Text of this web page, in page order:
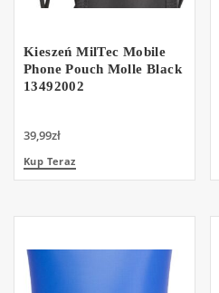
Kieszeń MilTec Mobile
Phone Pouch Molle Black
13492002
39,99zł
Kup Teraz